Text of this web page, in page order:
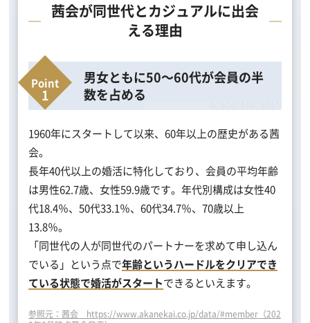
茜会が同世代とカジュアルに出会
える理由
男女ともに50～60代が会員の半
数を占める
1960年にスタートして以来、60年以上の歴史がある茜
会。
長年40代以上の婚活に特化しており、会員の平均年齢
は男性62.7歳、女性59.9歳です。年代別構成は女性40
代18.4％、50代33.1％、60代34.7％、70歳以上
13.8％。
「同世代の人が同世代のパートナーを求めて申し込ん
でいる」という点で年齢というハードルをクリアでき
ている状態で婚活がスタートできるといえます。
参照元：茜会 https://www.akanekai.co.jp/data/#member（202